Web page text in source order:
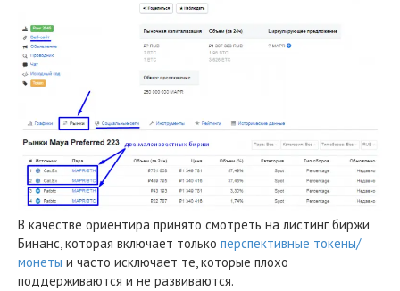
В качестве ориентира принято смотреть на листинг биржи
Бинанс, которая включает только перспективные токены/
монеты и часто исключает те, которые плохо
поддерживаются и не развиваются.